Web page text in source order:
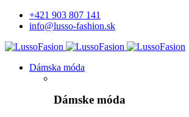
+421 903 807 141
info@lusso-fashion.sk
Dámska móda
Dámske móda